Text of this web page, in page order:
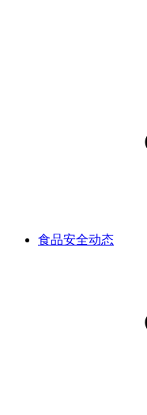
食品安全动态